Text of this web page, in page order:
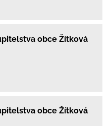
obce Žítková
obce Žítková